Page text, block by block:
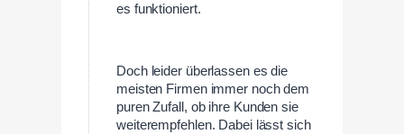
es funktioniert.
Doch leider überlassen es die
meisten Firmen immer noch dem
puren Zufall, ob ihre Kunden sie
weiterempfehlen. Dabei lässt sich